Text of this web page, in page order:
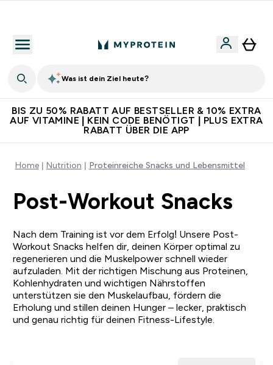
Was ist dein Ziel heute?
BIS ZU 50% RABATT AUF BESTSELLER & 10% EXTRA
AUF VITAMINE | KEIN CODE BENÖTIGT | PLUS EXTRA
RABATT ÜBER DIE APP
Home Nutrition Proteinreiche Snacks und Lebensmittel
Post-Workout Snacks
Nach dem Training ist vor dem Erfolg! Unsere Post-
Workout Snacks helfen dir, deinen Körper optimal zu
regenerieren und die Muskelpower schnell wieder
aufzuladen. Mit der richtigen Mischung aus Proteinen,
Kohlenhydraten und wichtigen Nährstoffen
unterstützen sie den Muskelaufbau, fördern die
Erholung und stillen deinen Hunger – lecker, praktisch
und genau richtig für deinen Fitness-Lifestyle.